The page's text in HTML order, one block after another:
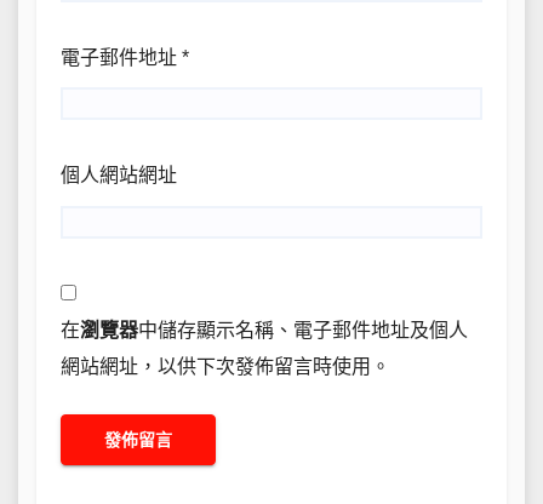
電子郵件地址 *
個人網站網址
在瀏覽器中儲存顯示名稱、電子郵件地址及個人
網站網址，以供下次發佈留言時使用。